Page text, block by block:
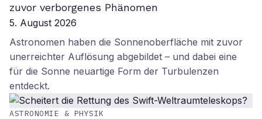
zuvor verborgenes Phänomen
5. August 2026
Astronomen haben die Sonnenoberfläche mit zuvor
unerreichter Auflösung abgebildet – und dabei eine
für die Sonne neuartige Form der Turbulenzen
entdeckt.
ASTRONOMIE & PHYSIK